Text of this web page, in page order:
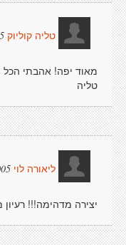
טליה קוליוק
מאוד יפה! אהבתי
טליה
ליאורה לוי
יצירה מדהימה!!!